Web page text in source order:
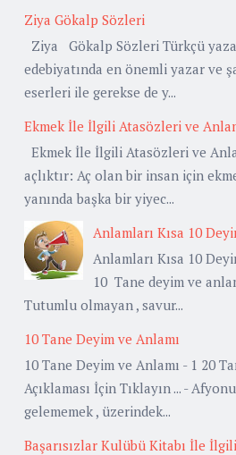
Ziya Gökalp Sözleri
Ziya Gökalp Sözleri Türkçü
edebiyatında en önemli yazar ve
eserleri ile gerekse de y...
Ekmek İle İlgili Atasözleri ve
Ekmek İle İlgili Atasözleri ve
açlıktır: Aç olan bir insan için
yanında başka bir yiyec...
Anlamları Kısa 10
Anlamları Kısa 10
10 Tane deyim ve
Tutumlu olmayan , savur...
10 Tane Deyim ve Anlamı
10 Tane Deyim ve Anlamı - 1 20
Açıklaması İçin Tıklayın ... -
gelememek , üzerindek...
Başarısızlar Kulübü Kitabı İle